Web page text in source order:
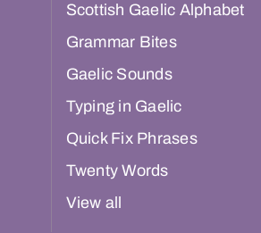
Scottish Gaelic Alphabet
Grammar Bites
Gaelic Sounds
Typing in Gaelic
Quick Fix Phrases
Twenty Words
View all